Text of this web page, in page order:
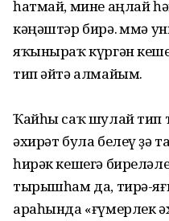
һатмай, мине аңлай
кәңәштәр бирә. Әммә
яҡыныраҡ күргән
тип әйтә алмайым.
Ҡайһы саҡ шулай тип
әхирәт була белеү ҙә
һирәк кешегә
тырышһам да, тирә-
араһында «ғүмерлек